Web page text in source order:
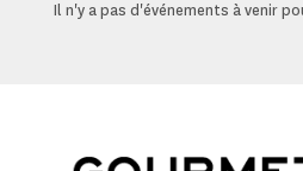
Il n'y a pas d'événements à venir